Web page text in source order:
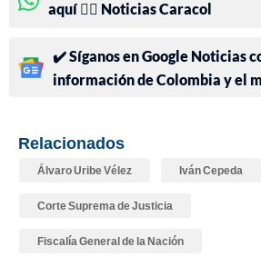
aquí 👉🏻 Noticias Caracol
✔️ Síganos en Google Noticias
información de Colombia y el
Relacionados
Álvaro Uribe Vélez Iván Cepeda
Corte Suprema de Justicia
Fiscalía General de la Nación